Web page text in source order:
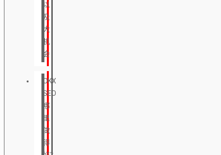
以
及
大
机
会
OKX
SEO
哪
里
做
得